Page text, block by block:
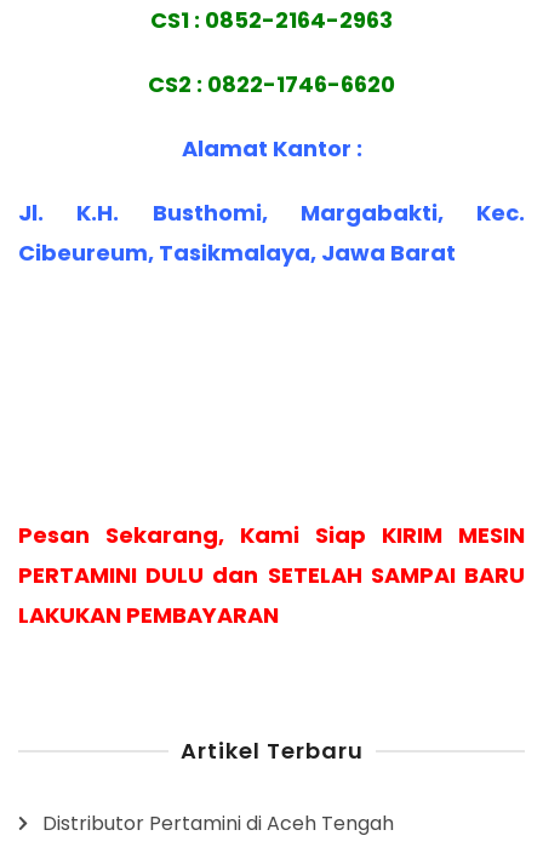
CS1 : 0852-2164-2963
CS2 : 0822-1746-6620
Alamat Kantor :
Jl. K.H. Busthomi, Margabakti, Kec.
Cibeureum, Tasikmalaya, Jawa Barat
Pesan Sekarang, Kami Siap KIRIM MESIN
PERTAMINI DULU dan SETELAH SAMPAI BARU
LAKUKAN PEMBAYARAN
Artikel Terbaru
Distributor Pertamini di Aceh Tengah